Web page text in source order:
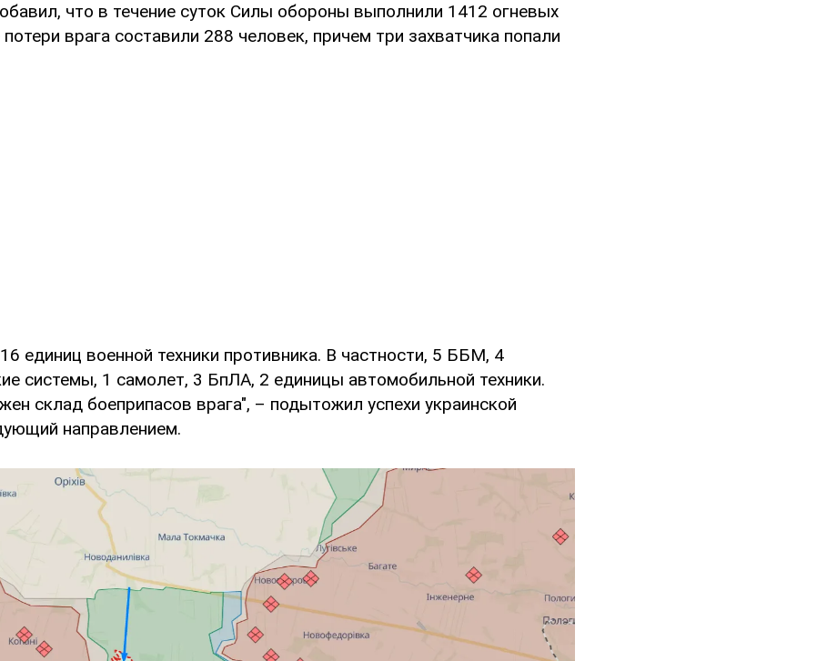
что в течение суток Силы обороны выполнили 1412 огневых
врага составили 288 человек, причем три захватчика попали
единиц военной техники противника. В частности, 5 ББМ, 4
системы, 1 самолет, 3 БпЛА, 2 единицы автомобильной техники.
склад боеприпасов врага", – подытожил успехи украинской
направлением.